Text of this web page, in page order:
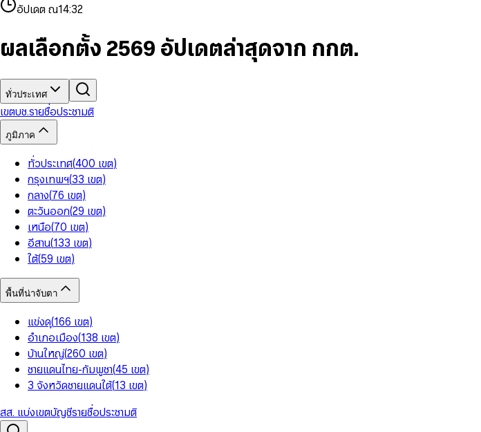
9 9
5
7
8
993
5
6
8
9
84
6
7
9
3
5
6
8
9
7
9
อัปเดต ณ14:32
ผลเลือกตั้ง 2569 อัปเดตล่าสุดจาก กกต.
ทั่วประเทศ
เขตบช.รายชื่อประชามติ
ภูมิภาค
ทั่วประเทศ(400 เขต)
กรุงเทพฯ(33 เขต)
กลาง(76 เขต)
ตะวันออก(29 เขต)
เหนือ(70 เขต)
อีสาน(133 เขต)
ใต้(59 เขต)
พื้นที่น่าจับตา
แข่งดุ(166 เขต)
อำเภอเมือง(138 เขต)
บ้านใหญ่(260 เขต)
ชายแดนไทย-กัมพูชา(45 เขต)
3 จังหวัดชายแดนใต้(13 เขต)
สส. แบ่งเขตบัญชีรายชื่อประชามติ